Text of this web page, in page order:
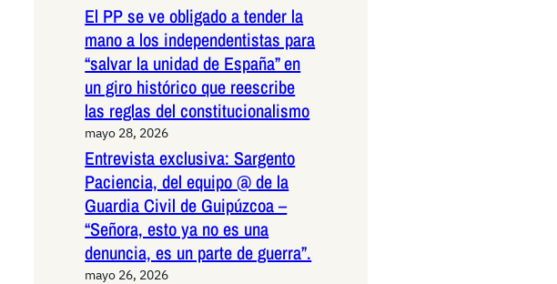
El PP se ve obligado a tender la
mano a los independentistas para
“salvar la unidad de España” en
un giro histórico que reescribe
las reglas del constitucionalismo
mayo 28, 2026
Entrevista exclusiva: Sargento
Paciencia, del equipo @ de la
Guardia Civil de Guipúzcoa –
“Señora, esto ya no es una
denuncia, es un parte de guerra”.
mayo 26, 2026